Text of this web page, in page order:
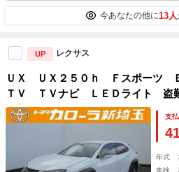
今あなたの他に13人
UP レクサス
ＵＸ ＵＸ２５０ｈ Ｆスポーツ
ＴＶ ＴＶナビ ＬＥＤライト 盗
ミホイール ＥＴＣ Ｐシート ミュ
可 横滑り防止 メモリーナビ 記
支
年式
車検